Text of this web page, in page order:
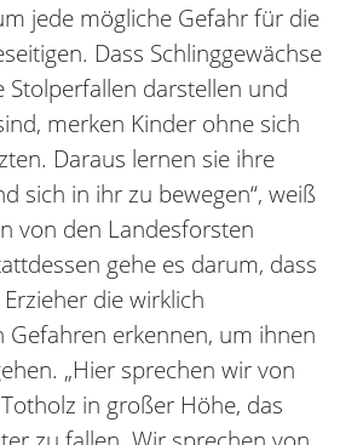
jede mögliche Gefahr für die
Dass Schlinggewächse
Stolperfallen darstellen und
merken Kinder ohne sich
Daraus lernen sie ihre
sich in ihr zu bewegen“, weiß
von den Landesforsten
gehe es darum, dass
die wirklich
Gefahren erkennen, um ihnen
„Hier sprechen wir von
in großer Höhe, das